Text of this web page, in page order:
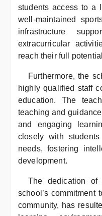
students access to a
well-maintained
infrastructure
extracurricular
reach their full
Furthermore, the
highly qualified staff
education. The
teaching and
and engaging
closely with
needs, fostering
development.
The dedication
school’s commitment
community, has